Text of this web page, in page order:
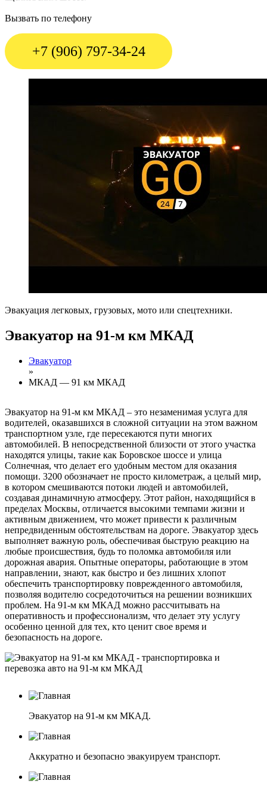
Вызвать по телефону
+7 (906) 797-34-24
Эвакуация легковых, грузовых, мото или спецтехники.
Эвакуатор на 91-м км МКАД
Эвакуатор
»
МКАД — 91 км МКАД
Эвакуатор на 91-м км МКАД – это незаменимая услуга для
водителей, оказавшихся в сложной ситуации на этом важном
транспортном узле, где пересекаются пути многих
автомобилей. В непосредственной близости от этого участка
находятся улицы, такие как Боровское шоссе и улица
Солнечная, что делает его удобным местом для оказания
помощи. 3200 обозначает не просто километраж, а целый мир,
в котором смешиваются потоки людей и автомобилей,
создавая динамичную атмосферу. Этот район, находящийся в
пределах Москвы, отличается высокими темпами жизни и
активным движением, что может привести к различным
непредвиденным обстоятельствам на дороге. Эвакуатор здесь
выполняет важную роль, обеспечивая быструю реакцию на
любые происшествия, будь то поломка автомобиля или
дорожная авария. Опытные операторы, работающие в этом
направлении, знают, как быстро и без лишних хлопот
обеспечить транспортировку поврежденного автомобиля,
позволяя водителю сосредоточиться на решении возникших
проблем. На 91-м км МКАД можно рассчитывать на
оперативность и профессионализм, что делает эту услугу
особенно ценной для тех, кто ценит свое время и
безопасность на дороге.
Эвакуатор на 91-м км МКАД.
Аккуратно и безопасно эвакуируем транспорт.